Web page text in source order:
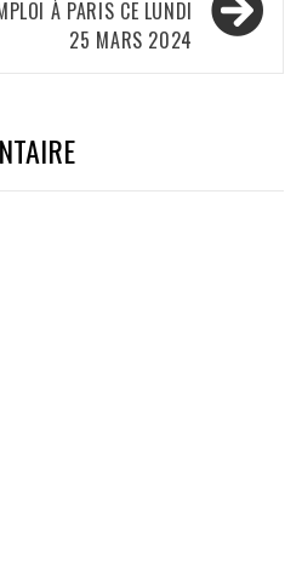
À PARIS CE LUNDI
25 MARS 2024